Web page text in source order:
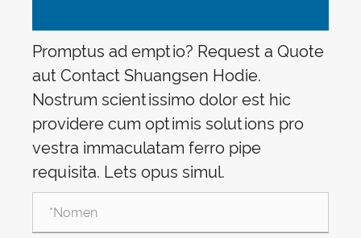
Promptus ad emptio? Request a Quote
aut Contact Shuangsen Hodie.
Nostrum scientissimo dolor est hic
providere cum optimis solutions pro
vestra immaculatam ferro pipe
requisita. Lets opus simul.